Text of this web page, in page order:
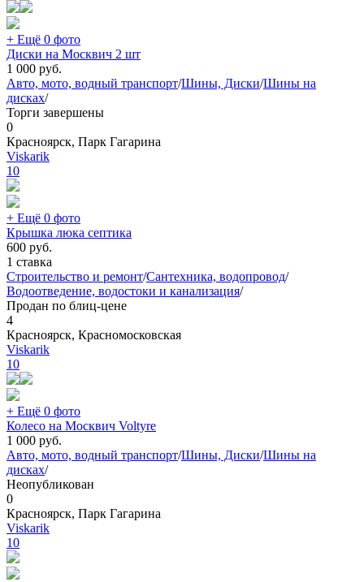
+ Ещё 0 фото
Диски на Москвич 2 шт
1 000 руб.
Авто, мото, водный транспорт/Шины, Диски/Шины на
дисках/
Торги завершены
0
Красноярск, Парк Гагарина
Viskarik
10
+ Ещё 0 фото
Крышка люка септика
600 руб.
1 ставка
Строительство и ремонт/Сантехника, водопровод/
Водоотведение, водостоки и канализация/
Продан по блиц-цене
4
Красноярск, Красномосковская
Viskarik
10
+ Ещё 0 фото
Колесо на Москвич Voltyre
1 000 руб.
Авто, мото, водный транспорт/Шины, Диски/Шины на
дисках/
Неопубликован
0
Красноярск, Парк Гагарина
Viskarik
10